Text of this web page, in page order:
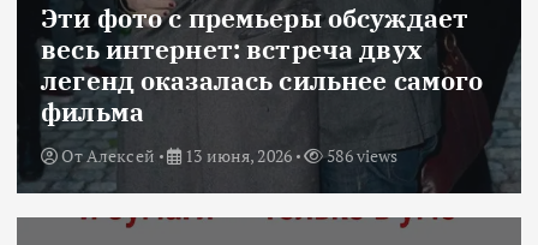
Эти фото с премьеры обсуждает
весь интернет: встреча двух
легенд оказалась сильнее самого
фильма
ОтАлексей 13 июня, 2026 586 views